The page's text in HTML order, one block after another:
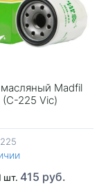
Madfil
225 Vic)
шт. 415 руб.